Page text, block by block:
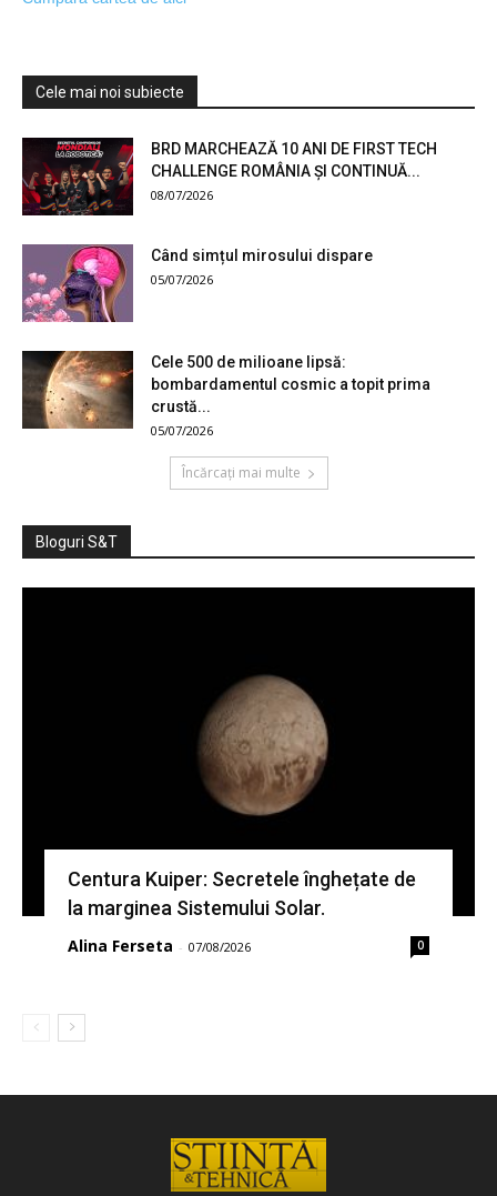
Cele mai noi subiecte
BRD MARCHEAZĂ 10 ANI DE FIRST TECH
CHALLENGE ROMÂNIA ȘI CONTINUĂ...
08/07/2026
Când simțul mirosului dispare
05/07/2026
Cele 500 de milioane lipsă:
bombardamentul cosmic a topit prima
crustă...
05/07/2026
Încărcați mai multe
Bloguri S&T
Centura Kuiper: Secretele înghețate de
la marginea Sistemului Solar.
Alina Ferseta - 07/08/2026 0